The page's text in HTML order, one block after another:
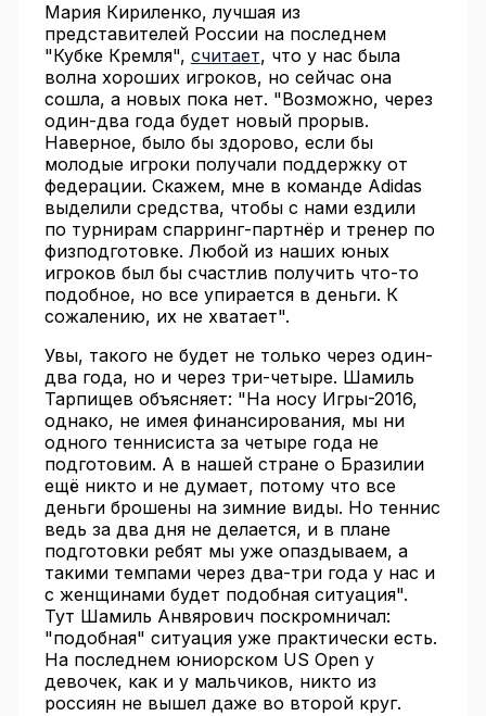
Мария Кириленко, лучшая из
представителей России на последнем
"Кубке Кремля", считает, что у нас была
волна хороших игроков, но сейчас она
сошла, а новых пока нет. "Возможно, через
один-два года будет новый прорыв.
Наверное, было бы здорово, если бы
молодые игроки получали поддержку от
федерации. Скажем, мне в команде Adidas
выделили средства, чтобы с нами ездили
по турнирам спарринг-партнёр и тренер по
физподготовке. Любой из наших юных
игроков был бы счастлив получить что-то
подобное, но все упирается в деньги. К
сожалению, их не хватает".
Увы, такого не будет не только через один-
два года, но и через три-четыре. Шамиль
Тарпищев объясняет: "На носу Игры-2016,
однако, не имея финансирования, мы ни
одного теннисиста за четыре года не
подготовим. А в нашей стране о Бразилии
ещё никто и не думает, потому что все
деньги брошены на зимние виды. Но теннис
ведь за два дня не делается, и в плане
подготовки ребят мы уже опаздываем, а
такими темпами через два-три года у нас и
с женщинами будет подобная ситуация".
Тут Шамиль Анвярович поскромничал:
"подобная" ситуация уже практически есть.
На последнем юниорском US Open у
девочек, как и у мальчиков, никто из
россиян не вышел даже во второй круг.